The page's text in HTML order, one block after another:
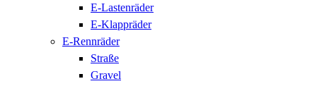
E-Lastenräder
E-Klappräder
E-Rennräder
Straße
Gravel